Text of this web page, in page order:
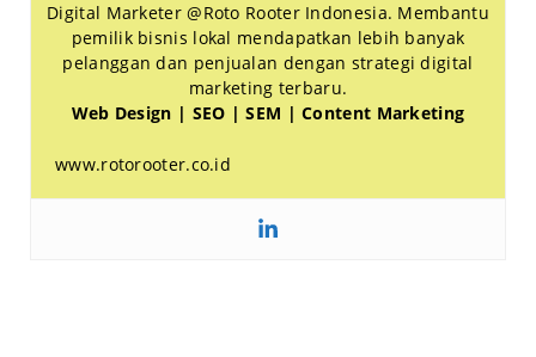
Digital Marketer @Roto Rooter Indonesia. Membantu
pemilik bisnis lokal mendapatkan lebih banyak
pelanggan dan penjualan dengan strategi digital
marketing terbaru.
Web Design | SEO | SEM | Content Marketing
www.rotorooter.co.id